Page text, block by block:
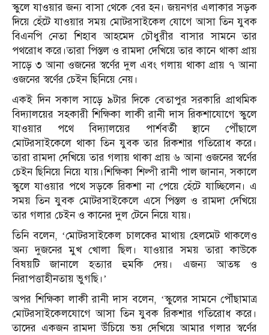
স্কুলে যাওয়ার জন্য বাসা থেকে বের হন। জয়নগর এলাকার সড়ক
দিয়ে হেঁটে যাওয়ার সময় মোটরসাইকেল যোগে আসা তিন যুবক
বিএনপি নেতা শিহাব আহমেদ চৌধুরীর বাসার সামনে তার
পথরোধ করে।তারা পিস্তল ও রামদা দেখিয়ে তার কানে থাকা প্রায়
সাড়ে ৩ আনা ওজনের স্বর্ণের দুল এবং গলায় থাকা প্রায় ৭ আনা
ওজনের স্বর্ণের চেইন ছিনিয়ে নেয়।
একই দিন সকাল সাড়ে ৯টার দিকে বেতাপুর সরকারি প্রাথমিক
বিদ্যালয়ের সহকারী শিক্ষিকা লাকী রানী দাস রিকশাযোগে স্কুলে
যাওয়ার পথে বিদ্যালয়ের পার্শবর্তী স্থানে পৌঁছালে
মোটরসাইকেলে থাকা তিন যুবক তার রিকশার গতিরোধ করে।
তারা রামদা দেখিয়ে তার গলায় থাকা প্রায় ৬ আনা ওজনের স্বর্ণের
চেইন ছিনিয়ে নিয়ে যায়।শিক্ষিকা শিল্পী রানী পাল জানান, সকালে
স্কুলে যাওয়ার পথে সড়কে রিকশা না পেয়ে হেঁটে যাচ্ছিলেন। এ
সময় তিন যুবক মোটরসাইকেলে এসে পিস্তল ও রামদা দেখিয়ে
তার গলার চেইন ও কানের দুল টেনে নিয়ে যায়।
তিনি বলেন, ‘মোটরসাইকেল চালকের মাথায় হেলমেট থাকলেও
অন্য দুজনের মুখ খোলা ছিল। যাওয়ার সময় তারা কাউকে
বিষয়টি জানালে হত্যার হুমকি দেয়। এজন্য আতঙ্ক ও
নিরাপত্তাহীনতায় ভুগছি।’
অপর শিক্ষিকা লাকী রানী দাস বলেন, ‘স্কুলের সামনে পৌঁছামাত্র
মোটরসাইকেলযোগে আসা তিন যুবক রিকশার গতিরোধ করে।
তাদের একজন রামদা উঁচিয়ে ভয় দেখিয়ে আমার গলার স্বর্ণের